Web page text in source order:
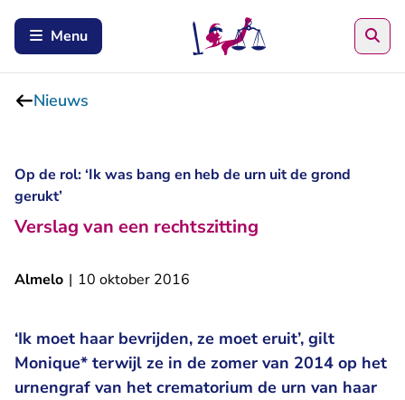
Menu
Nieuws
Op de rol: ‘Ik was bang en heb de urn uit de grond
gerukt’
Verslag van een rechtszitting
Almelo | 10 oktober 2016
‘Ik moet haar bevrijden, ze moet eruit’, gilt
Monique* terwijl ze in de zomer van 2014 op het
urnengraf van het crematorium de urn van haar